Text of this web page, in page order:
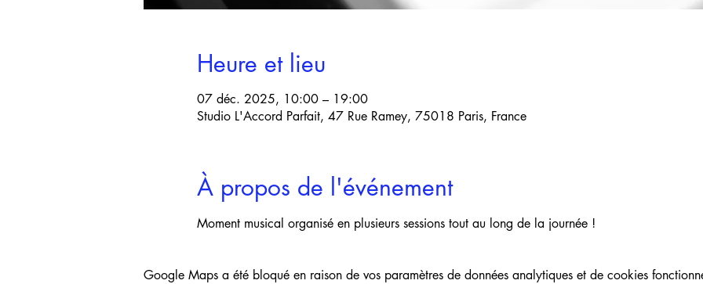
Heure et lieu
07 déc. 2025, 10:00 – 19:00
Studio L'Accord Parfait, 47 Rue Ramey, 75018 Paris, France
À propos de l'événement
Moment musical organisé en plusieurs sessions tout au long de la journée !
Google Maps a été bloqué en raison de vos paramètres de données analytiques et de cookies